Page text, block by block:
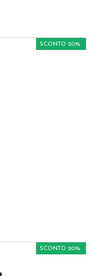
SCONTO 20%
SCONTO 20%